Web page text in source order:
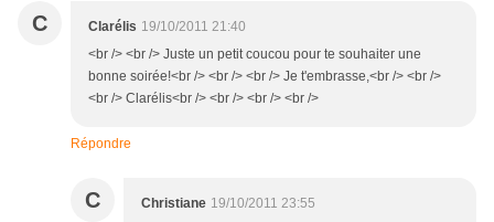
C Clarélis 19/10/2011 21:40
<br /> <br /> Juste un petit coucou pour te souhaiter une
bonne soirée!<br /> <br /> <br /> Je t'embrasse,<br /> <br />
<br /> Clarélis<br /> <br /> <br /> <br />
Répondre
C Christiane 19/10/2011 23:55